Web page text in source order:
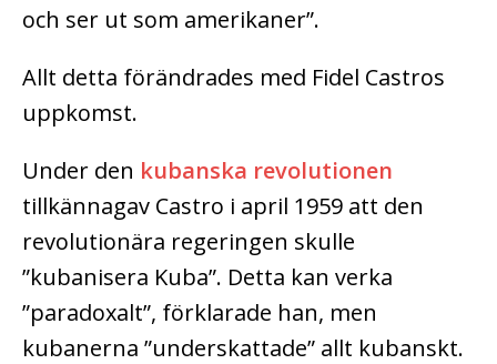
och ser ut som amerikaner”.
Allt detta förändrades med Fidel Castros
uppkomst.
Under den kubanska revolutionen
tillkännagav Castro i april 1959 att den
revolutionära regeringen skulle
”kubanisera Kuba”. Detta kan verka
”paradoxalt”, förklarade han, men
kubanerna ”underskattade” allt kubanskt.